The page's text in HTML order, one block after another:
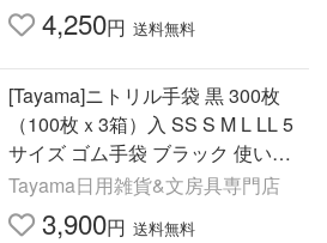
4,250円 送料無料
[Tayama]ニトリル手袋 黒 300枚
（100枚ｘ3箱）入 SS S M L LL 5
サイズ ゴム手袋 ブラック 使い捨
て手袋 食品衛生法適応 パウダーフ
リー 粉なし 薄手
Tayama日用雑貨&文房具専門店
3,900円 送料無料